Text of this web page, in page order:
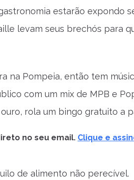
estarão expondo
levam seus brechós para
na Pompeia, então tem
com um mix de MPB e
rola um bingo gratuito a
no seu email. Clique e
de alimento não perecível.